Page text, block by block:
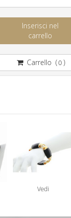
Inserisci nel
carrello
Carrello (0 )
Vedi